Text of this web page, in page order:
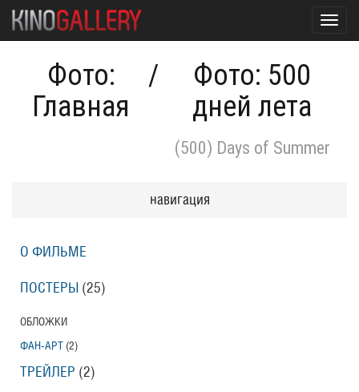
Фото:
Главная
/
Фото: 500
дней лета
(500) Days of Summer
навигация
О ФИЛЬМЕ
ПОСТЕРЫ (25)
ОБЛОЖКИ
ФАН-АРТ (2)
ТРЕЙЛЕР (2)